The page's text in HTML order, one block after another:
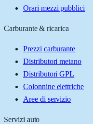
Orari mezzi pubblici
Carburante & ricarica
Prezzi carburante
Distributori metano
Distributori GPL
Colonnine elettriche
Aree di servizio
Servizi auto